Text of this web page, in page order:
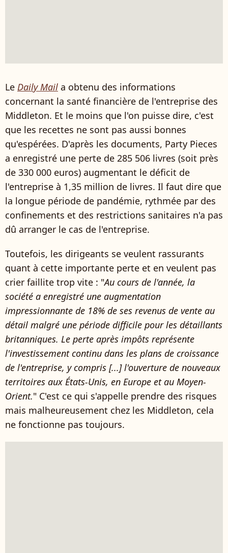
Le Daily Mail a obtenu des informations
concernant la santé financière de l'entreprise des
Middleton. Et le moins que l'on puisse dire, c'est
que les recettes ne sont pas aussi bonnes
qu'espérées. D'après les documents, Party Pieces
a enregistré une perte de 285 506 livres (soit près
de 330 000 euros) augmentant le déficit de
l'entreprise à 1,35 million de livres. Il faut dire que
la longue période de pandémie, rythmée par des
confinements et des restrictions sanitaires n'a pas
dû arranger le cas de l'entreprise.
Toutefois, les dirigeants se veulent rassurants
quant à cette importante perte et en veulent pas
crier faillite trop vite : "Au cours de l'année, la
société a enregistré une augmentation
impressionnante de 18% de ses revenus de vente au
détail malgré une période difficile pour les détaillants
britanniques. Le perte après impôts représente
l'investissement continu dans les plans de croissance
de l'entreprise, y compris [...] l'ouverture de nouveaux
territoires aux États-Unis, en Europe et au Moyen-
Orient." C'est ce qui s'appelle prendre des risques
mais malheureusement chez les Middleton, cela
ne fonctionne pas toujours.